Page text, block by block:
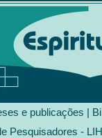
e publicações |
Pesquisadores -